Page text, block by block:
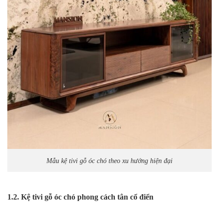
Mẫu kệ tivi gỗ óc chó theo xu hướng hiện đại
1.2. Kệ tivi gỗ óc chó phong cách tân cổ điển